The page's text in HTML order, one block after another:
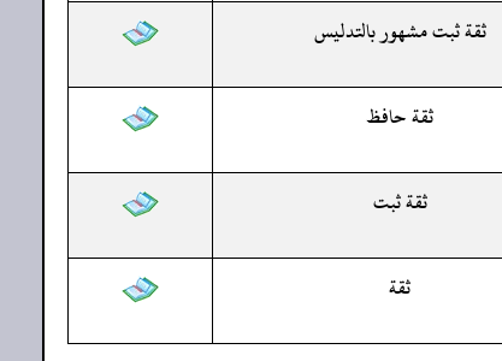
ثقة ثبت مشهور بالتدليس
ثقة حافظ
ثقة ثبت
ثقة